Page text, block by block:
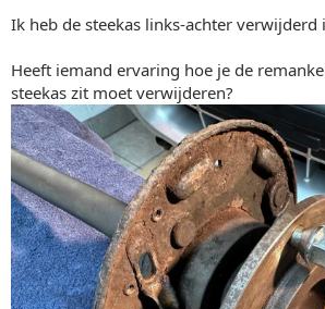
Ik heb de steekas links-achter verwijderd
Heeft iemand ervaring hoe je de
steekas zit moet verwijderen?